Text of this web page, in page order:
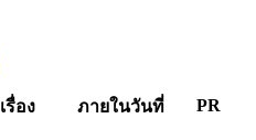
เรื่อง ภายในวันที่ PR